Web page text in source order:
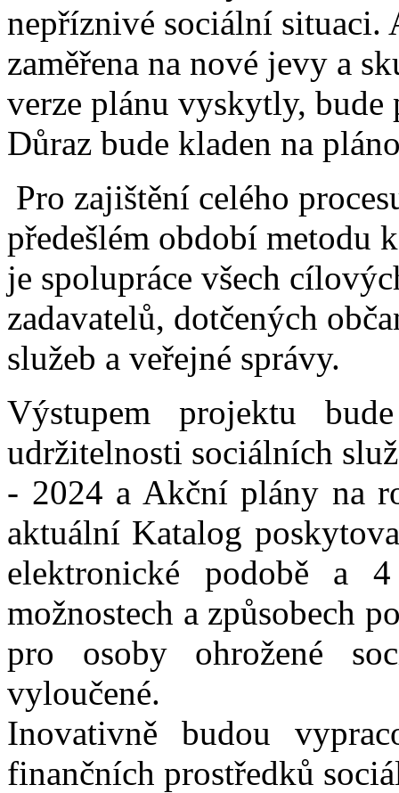
nepříznivé sociální situaci.
zaměřena na nové jevy a
verze plánu vyskytly, bude
Důraz bude kladen na
Pro zajištění celého
předešlém období metodu
je spolupráce všech
zadavatelů, dotčených
služeb a veřejné správy.
Výstupem projektu
udržitelnosti sociálních
- 2024 a Akční plány na
aktuální Katalog
elektronické podobě a
možnostech a způsobech
pro osoby ohrožené
vyloučené.
Inovativně budou
finančních prostředků